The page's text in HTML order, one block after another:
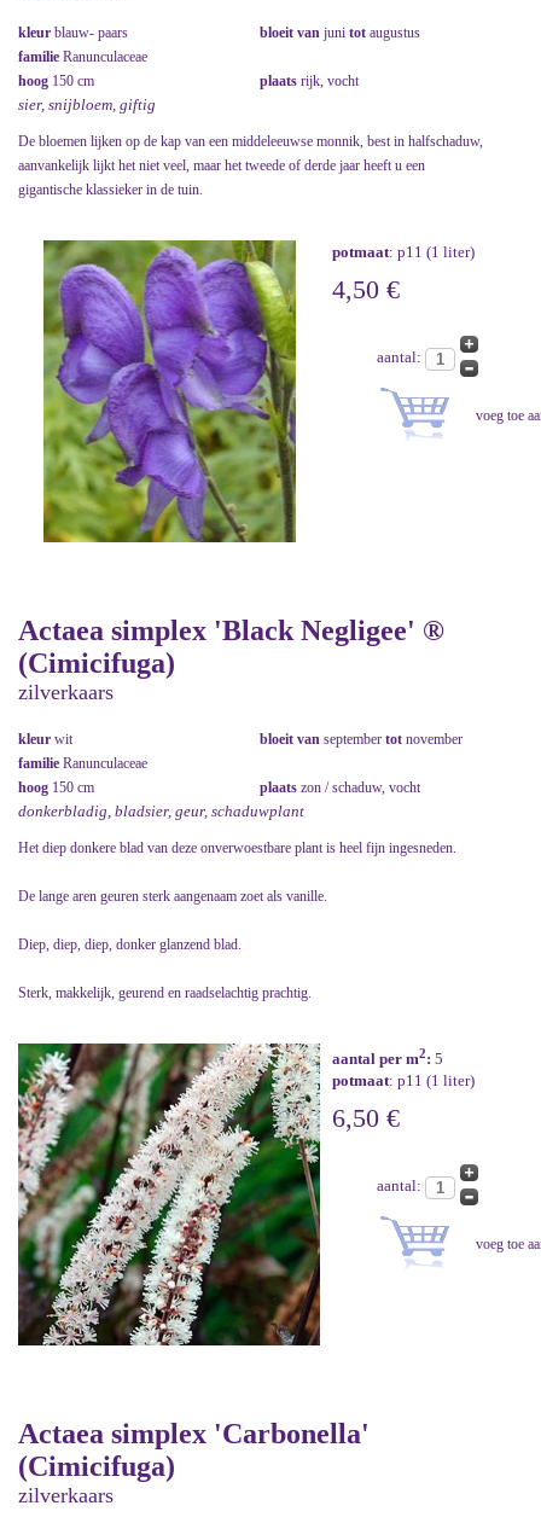
kleur blauw- paars bloeit van juni tot augustus
familie Ranunculaceae
hoog 150 cm plaats rijk, vocht
sier, snijbloem, giftig
De bloemen lijken op de kap van een middeleeuwse monnik, best in halfschaduw,
aanvankelijk lijkt het niet veel, maar het tweede of derde jaar heeft u een
gigantische klassieker in de tuin.
potmaat: p11 (1 liter)
4,50 €
aantal:
Actaea simplex 'Black Negligee' ®
(Cimicifuga)
zilverkaars
kleur wit bloeit van september tot november
familie Ranunculaceae
hoog 150 cm plaats zon / schaduw, vocht
donkerbladig, bladsier, geur, schaduwplant
Het diep donkere blad van deze onverwoestbare plant is heel fijn ingesneden.
De lange aren geuren sterk aangenaam zoet als vanille.
Diep, diep, diep, donker glanzend blad.
Sterk, makkelijk, geurend en raadselachtig prachtig.
aantal per m2: 5
potmaat: p11 (1 liter)
6,50 €
aantal:
Actaea simplex 'Carbonella'
(Cimicifuga)
zilverkaars